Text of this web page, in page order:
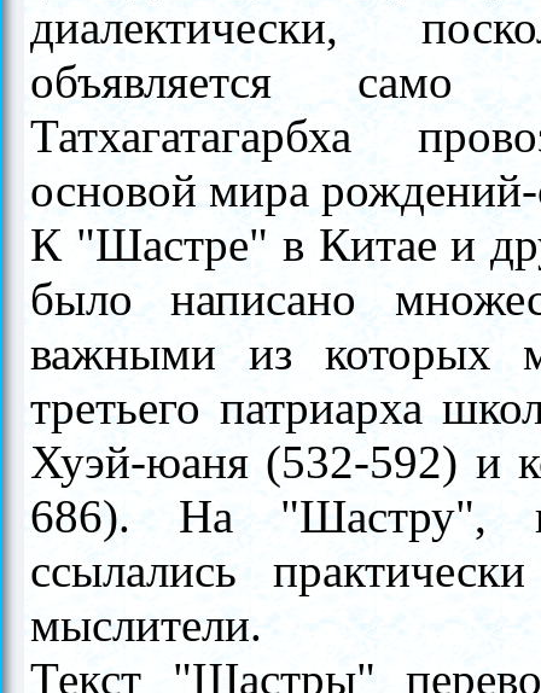
диалектически,
объявляется само
Татхагатагарбха
основой мира
К "Шастре" в Китае и
было написано
важными из которых
третьего патриарха
Хуэй-юаня (532-592) и
686). На "Шастру",
ссылались
мыслители.
Текст "Шастры"